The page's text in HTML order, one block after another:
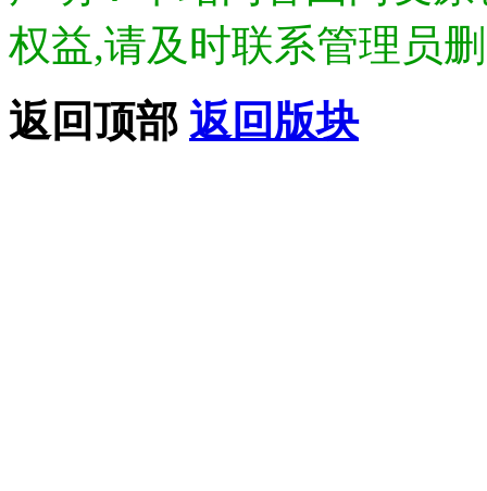
权益,请及时联系管理员
返回顶部 返回版块